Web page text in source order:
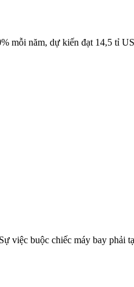
mỗi năm, dự kiến đạt 14,5 tỉ
buộc chiếc máy bay phải